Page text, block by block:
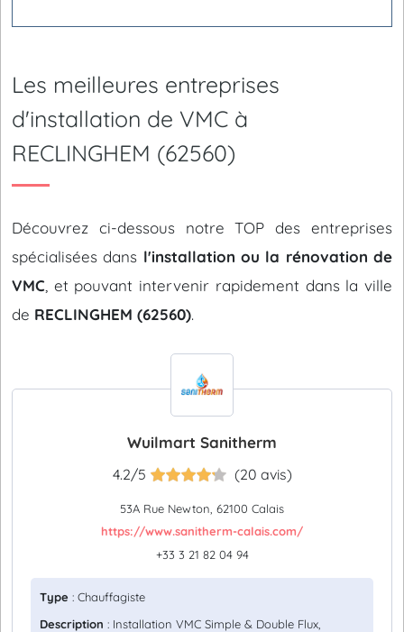
Les meilleures entreprises
d'installation de VMC à
RECLINGHEM (62560)
Découvrez ci-dessous notre TOP des entreprises
spécialisées dans l'installation ou la rénovation de
VMC , et pouvant intervenir rapidement dans la ville
de RECLINGHEM (62560).
Wuilmart Sanitherm
4.2/5 (20 avis)
53A Rue Newton, 62100 Calais
https://www.sanitherm-calais.com/
+33 3 21 82 04 94
Type : Chauffagiste
Description : Installation VMC Simple & Double Flux,